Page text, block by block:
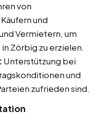
von
und
Vermietern, um
Zörbig zu erzielen.
Unterstützung bei
und
zufrieden sind.